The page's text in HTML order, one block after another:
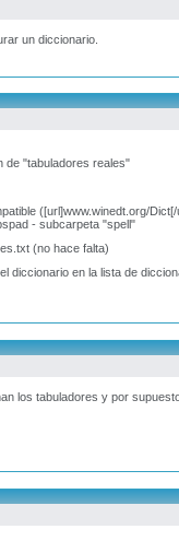
un diccionario.
de "tabuladores reales"
([url]www.winedt.org/
- subcarpeta "spell"
(no hace falta)
diccionario en la lista de
los tabuladores y por